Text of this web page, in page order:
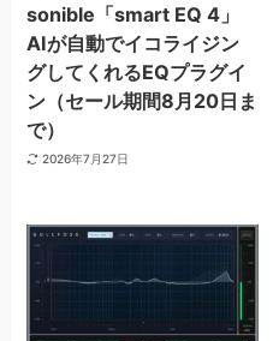
sonible「smart EQ 4」
AIが自動でイコライジン
グしてくれるEQプラグイ
ン（セール期間8月20日ま
で）
2026年7月27日